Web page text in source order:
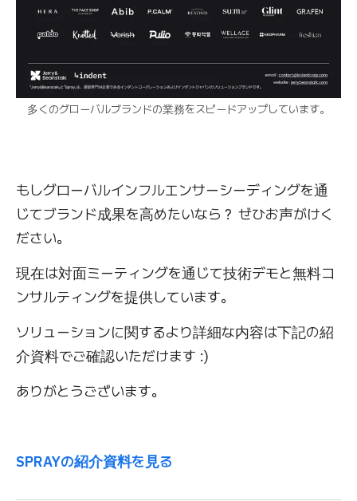
多くのグローバルブランドの業務をスピードアップしています。
もしグローバルインフルエンサーシーディングを通
じてブランド成果を高めたいなら？ ぜひお声がけく
ださい。
現在は対面ミーティングを通じて技術デモと無料コ
ンサルティングを提供しています。
ソリューションに関するより詳細な内容は下記の紹
介資料でご確認いただけます :)
ありがとうございます。
SPRAYの紹介資料を見る